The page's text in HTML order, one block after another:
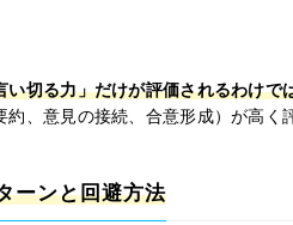
い切る力」だけが評価されるわけで
、意見の接続、合意形成）が高く
ーンと回避方法